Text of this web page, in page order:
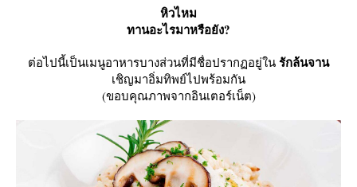
หิวไหม
ทานอะไรมาหรือยัง?
ต่อไปนี้เป็นเมนูอาหารบางส่วนที่มีชื่อปรากฏอยู่ใน รักล้นจาน
เชิญมาอิ่มทิพย์ไปพร้อมกัน
(ขอบคุณภาพจากอินเตอร์เน็ต)